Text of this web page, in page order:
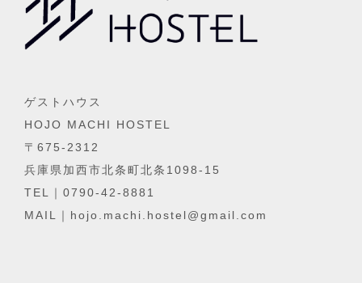
ゲストハウス
HOJO MACHI HOSTEL
〒675-2312
兵庫県加西市北条町北条1098-15
TEL｜0790-42-8881
MAIL｜hojo.machi.hostel@gmail.com